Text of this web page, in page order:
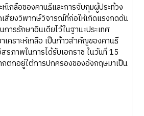
เกลือของคานธีและการจับกุมผู้ประท้วง
เสียงวิพากษ์วิจารณ์ที่ก่อให้เกิดแรงกดดัน
ารรักษาอินเดียไว้ในฐานะประเทศ
คราะห์เกลือ เป็นก้าวสำคัญของคานธี
รภาพในการได้รับเอกราช ในวันที่ 15
ตกอยู่ใต้การปกครองของอังกฤษมาเป็น